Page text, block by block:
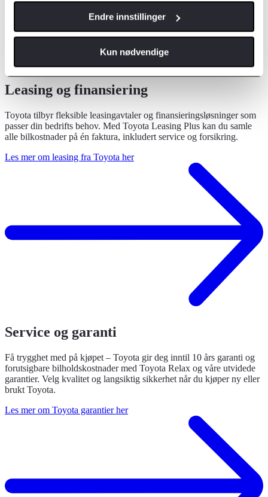
Endre innstillinger
Kun nødvendige
Til toppen
Finansiering og garanti
Leasing og finansiering
Toyota tilbyr fleksible leasingavtaler og finansieringsløsninger som
passer din bedrifts behov. Med Toyota Leasing Plus kan du samle
alle bilkostnader på én faktura, inkludert service og forsikring.
Les mer om leasing fra Toyota her
Service og garanti
Få trygghet med på kjøpet – Toyota gir deg inntil 10 års garanti og
forutsigbare bilholdskostnader med Toyota Relax og våre utvidede
garantier. Velg kvalitet og langsiktig sikkerhet når du kjøper ny eller
brukt Toyota.
Les mer om Toyota garantier her